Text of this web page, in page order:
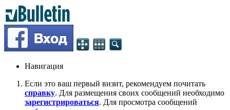
Навигация
Если это ваш первый визит, рекомендуем почитать
справку. Для размещения своих сообщений необходимо
зарегистрироваться. Для просмотра сообщений